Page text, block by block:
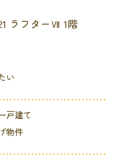
ラフターⅦ 1階
い
戸建て
物件